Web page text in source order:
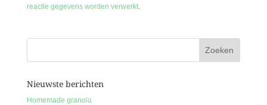
reactie gegevens worden verwerkt.
Nieuwste berichten
Homemade granola